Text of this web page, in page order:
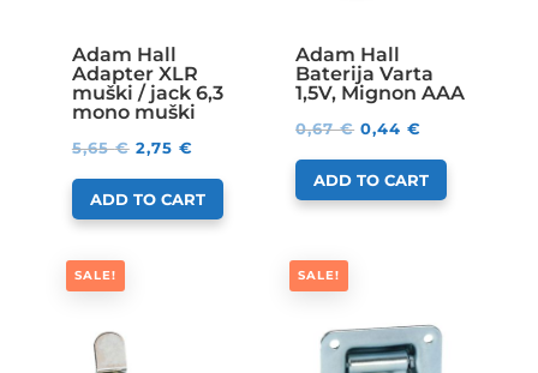
Adam Hall
Adapter XLR
muški / jack 6,3
mono muški
5,65€ 2,75 €
ADD TO CART
Adam Hall
Baterija Varta
1,5V, Mignon AAA
0,67€ 0,44€
ADD TO CART
SALE! SALE!